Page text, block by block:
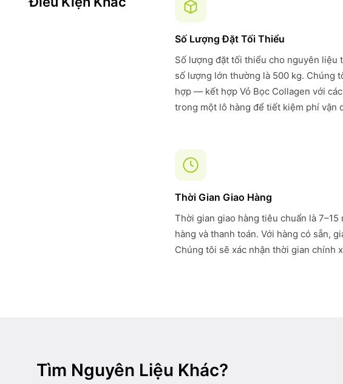
Số Lượng Đặt Tối Thiểu
Số lượng đặt tối thiểu cho nguyên liệu
số lượng lớn thường là 500 kg. Chúng
hợp — kết hợp Vỏ Bọc Collagen với
trong một lô hàng để tiết kiệm phí vận
Thời Gian Giao Hàng
Thời gian giao hàng tiêu chuẩn là 7–15
hàng và thanh toán. Với hàng có sẵn,
Chúng tôi sẽ xác nhận thời gian chính
Tìm Nguyên Liệu Khác?